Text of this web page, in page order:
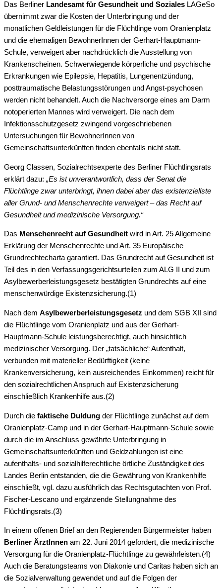
Das Berliner Landesamt für Gesundheit und Soziales LAGeSo
übernimmt zwar die Kosten der Unterbringung und der
monatlichen Geldleistungen für die Flüchtlinge vom Oranienplatz
und die ehemaligen BewohnerInnen der Gerhart-Hauptmann-
Schule, verweigert aber nachdrücklich die Ausstellung von
Krankenscheinen. Schwerwiegende körperliche und psychische
Erkrankungen wie Epilepsie, Hepatitis, Lungenentzündung,
posttraumatische Belastungsstörungen und Angst-psychosen
werden nicht behandelt. Auch die Nachversorge eines am Darm
notoperierten Mannes wird verweigert. Die nach dem
Infektionsschutzgesetz zwingend vorgeschriebenen
Untersuchungen für BewohnerInnen von
Gemeinschaftsunterkünften finden ebenfalls nicht statt.
Georg Classen, Sozialrechtsexperte des Berliner Flüchtlingsrats
erklärt dazu: „Es ist unverantwortlich, dass der Senat die
Flüchtlinge zwar unterbringt, ihnen dabei aber das existenziellste
aller Grund- und Menschenrechte verweigert – das Recht auf
Gesundheit und medizinische Versorgung.“
Das Menschenrecht auf Gesundheit wird in Art. 25 Allgemeine
Erklärung der Menschenrechte und Art. 35 Europäische
Grundrechtecharta garantiert. Das Grundrecht auf Gesundheit ist
Teil des in den Verfassungsgerichtsurteilen zum ALG II und zum
Asylbewerberleistungsgesetz bestätigten Grundrechts auf eine
menschenwürdige Existenzsicherung.(1)
Nach dem Asylbewerberleistungsgesetz und dem SGB XII sind
die Flüchtlinge vom Oranienplatz und aus der Gerhart-
Hauptmann-Schule leistungsberechtigt, auch hinsichtlich
medizinischer Versorgung. Der „tatsächliche“ Aufenthalt,
verbunden mit materieller Bedürftigkeit (keine
Krankenversicherung, kein ausreichendes Einkommen) reicht für
den sozialrechtlichen Anspruch auf Existenzsicherung
einschließlich Krankenhilfe aus.(2)
Durch die faktische Duldung der Flüchtlinge zunächst auf dem
Oranienplatz-Camp und in der Gerhart-Hauptmann-Schule sowie
durch die im Anschluss gewährte Unterbringung in
Gemeinschaftsunterkünften und Geldzahlungen ist eine
aufenthalts- und sozialhilferechtliche örtliche Zuständigkeit des
Landes Berlin entstanden, die die Gewährung von Krankenhilfe
einschließt, vgl. dazu ausführlich das Rechtsgutachten von Prof.
Fischer-Lescano und ergänzende Stellungnahme des
Flüchtlingsrats.(3)
In einem offenen Brief an den Regierenden Bürgermeister haben
Berliner ÄrztInnen am 22. Juni 2014 gefordert, die medizinische
Versorgung für die Oranienplatz-Flüchtlinge zu gewährleisten.(4)
Auch die Beratungsteams von Diakonie und Caritas haben sich an
die Sozialverwaltung gewendet und auf die Folgen der